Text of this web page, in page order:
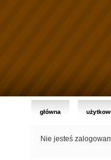
główna
Nie jesteś